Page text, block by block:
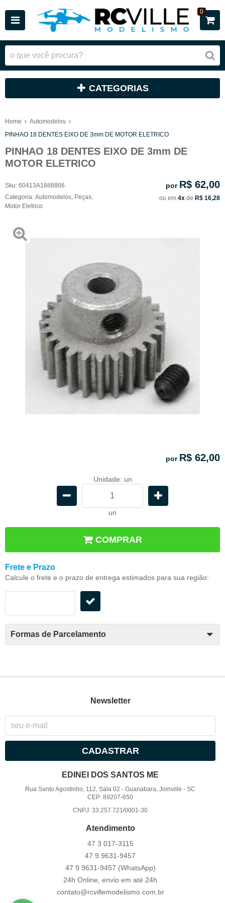
0
CATEGORIAS
Home
Automodelos
PINHAO 18 DENTES EIXO DE 3mm DE MOTOR ELETRICO
PINHAO 18 DENTES EIXO DE 3mm DE
MOTOR ELETRICO
Sku: 60413A1888866
Categoria: Automodelos Peças
Motor Eletrico
por R$ 62,00
ou em 4x de R$ 16,28
por R$ 62,00
Unidade: un
un
COMPRAR
Frete e Prazo
Calcule o frete e o prazo de entrega estimados para sua região:
Formas de Parcelamento
Newsletter
CADASTRAR
EDINEI DOS SANTOS ME
Rua Santo Agostinho, 112, Sala 02 -Guanabara, Joinville -SC
CEP: 89207-650
CNPJ: 33.257.721/0001-30
Atendimento
47 3 017-3115
47 9 9631-9457
47 9 9631-9457 (WhatsApp)
24h Online, envio em até 24h
contato@rcvillemodelismo.com.br